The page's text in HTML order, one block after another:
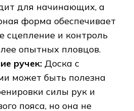
для начинающих, а
форма обеспечивает
сцепление и контроль
опытных пловцов.
ручек: Доска с
может быть полезна
силы рук и
пояса, но она не